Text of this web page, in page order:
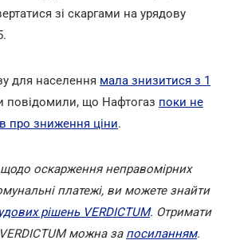
зі скаргами на урядову
для населення мала знизитися з 1
повідомили, що Нафтогаз поки не
про зниження ціни.
щодо оскарження неправомірних
платежі, ви можете знайти
рішень VERDICTUM. Отримати
можна за посиланням.